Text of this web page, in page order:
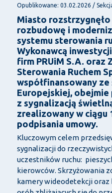
Opublikowane: 03.02.2026 /
Miasto
rozbudowę i
systemu sterowania
Wykonawcą
firm PRUiM S.A. oraz
Sterowania Ruchem
współfinansowany
Europejskiej, obejmie
z sygnalizacją
zrealizowany w ciągu
podpisania umowy.
Kluczowym celem
sygnalizacji do
uczestników ruchu:
kierowców. Skrzyżowania
kamery wideodetekcji